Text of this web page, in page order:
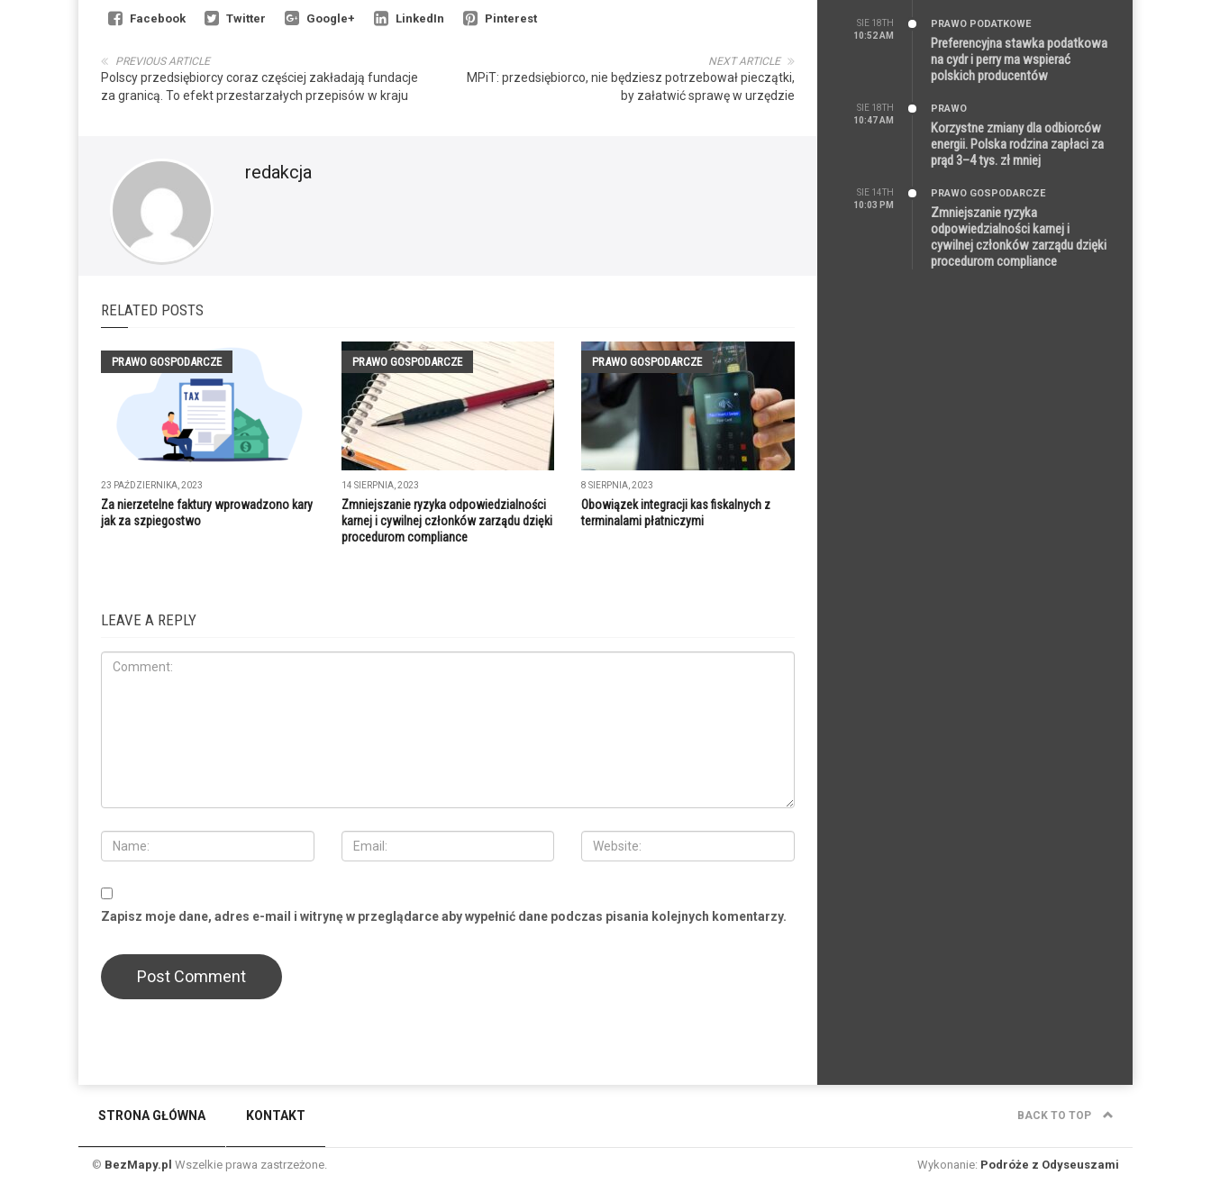
Facebook Twitter Google+ LinkedIn Pinterest
NEXT ARTICLE
MPiT: przedsiębiorco, nie będziesz potrzebował pieczątki,
by załatwić sprawę w urzędzie
PREVIOUS ARTICLE
Polscy przedsiębiorcy coraz częściej zakładają fundacje
za granicą. To efekt przestarzałych przepisów w kraju
redakcja
RELATED POSTS
PRAWO GOSPODARCZE
23 PAŹDZIERNIKA, 2023
Za nierzetelne faktury wprowadzono kary
jak za szpiegostwo
PRAWO GOSPODARCZE
14 SIERPNIA, 2023
Zmniejszanie ryzyka odpowiedzialności
karnej i cywilnej członków zarządu dzięki
procedurom compliance
PRAWO GOSPODARCZE
8 SIERPNIA, 2023
Obowiązek integracji kas fiskalnych z
terminalami płatniczymi
LEAVE A REPLY
Zapisz moje dane, adres e-mail i witrynę w przeglądarce aby wypełnić dane podczas pisania kolejnych komentarzy.
SIE 18TH
10:52 AM
PRAWO PODATKOWE
Preferencyjna stawka podatkowa
na cydr i perry ma wspierać
polskich producentów
SIE 18TH
10:47 AM
PRAWO
Korzystne zmiany dla odbiorców
energii. Polska rodzina zapłaci za
prąd 3–4 tys. zł mniej
SIE 14TH
10:03 PM
PRAWO GOSPODARCZE
Zmniejszanie ryzyka
odpowiedzialności karnej i
cywilnej członków zarządu dzięki
procedurom compliance
STRONA GŁÓWNA KONTAKT BACK TO TOP
© BezMapy.pl Wszelkie prawa zastrzeżone. Wykonanie: Podróże z Odyseuszami